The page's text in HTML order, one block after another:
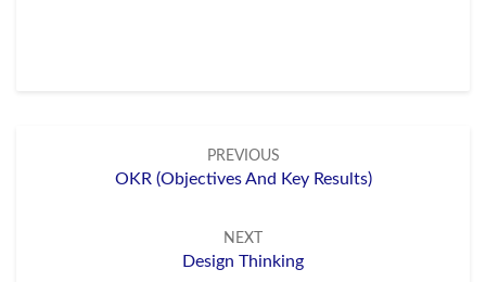
PREVIOUS
OKR (Objectives And Key Results)
NEXT
Design Thinking